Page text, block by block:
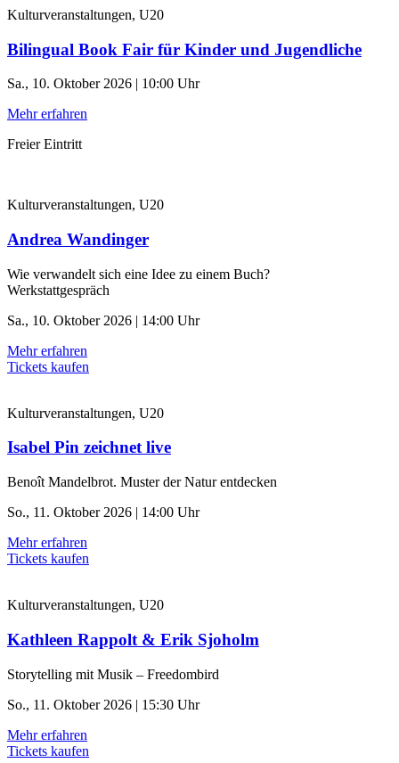
Kulturveranstaltungen, U20
Bilingual Book Fair für Kinder und Jugendliche
Sa., 10. Oktober 2026 | 10:00 Uhr
Mehr erfahren
Freier Eintritt
Kulturveranstaltungen, U20
Andrea Wandinger
Wie verwandelt sich eine Idee zu einem Buch?
Werkstattgespräch
Sa., 10. Oktober 2026 | 14:00 Uhr
Mehr erfahren
Tickets kaufen
Kulturveranstaltungen, U20
Isabel Pin zeichnet live
Benoît Mandelbrot. Muster der Natur entdecken
So., 11. Oktober 2026 | 14:00 Uhr
Mehr erfahren
Tickets kaufen
Kulturveranstaltungen, U20
Kathleen Rappolt & Erik Sjoholm
Storytelling mit Musik – Freedombird
So., 11. Oktober 2026 | 15:30 Uhr
Mehr erfahren
Tickets kaufen